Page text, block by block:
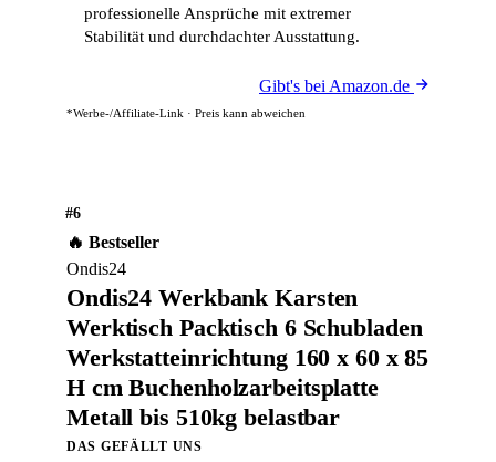
professionelle Ansprüche mit extremer
Stabilität und durchdachter Ausstattung.
Gibt's bei Amazon.de
*Werbe-/Affiliate-Link · Preis kann abweichen
#6
🔥 Bestseller
Ondis24
Ondis24 Werkbank Karsten
Werktisch Packtisch 6 Schubladen
Werkstatteinrichtung 160 x 60 x 85
H cm Buchenholzarbeitsplatte
Metall bis 510kg belastbar
DAS GEFÄLLT UNS